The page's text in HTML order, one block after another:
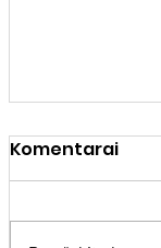
Komentarai